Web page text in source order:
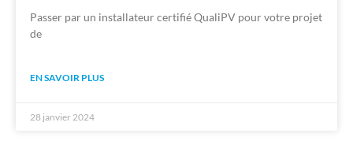
Passer par un installateur certifié QualiPV pour votre projet
de
EN SAVOIR PLUS
28 janvier 2024